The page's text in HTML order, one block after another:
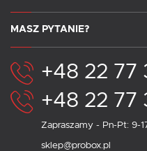
MASZ PYTANIE?
+48 22 77
+48 22 77
Zapraszamy - Pn-Pt: 9-
sklep@probox.pl